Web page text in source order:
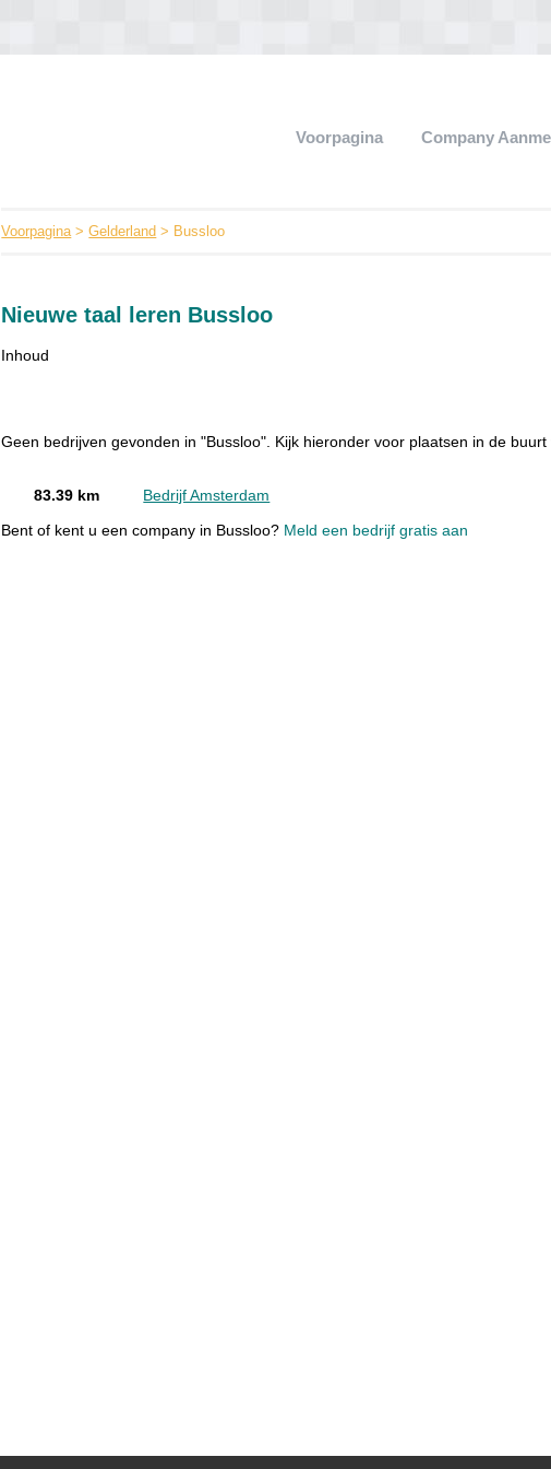
Voorpagina Company
Voorpagina>Gelderland > Bussloo
Nieuwe taal leren Bussloo
Inhoud
Geen bedrijven gevonden in "Bussloo". Kijk hieronder voor plaatsen in de buurt
83.39 km Bedrijf Amsterdam
Bent of kent u een company in Bussloo? Meld een bedrijf gratis aan